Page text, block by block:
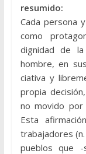
resumido:
Cada persona
como
dignidad de
hombre, en
ciativa y
propia
no movido por
Esta
trabajadores
pueblos que -